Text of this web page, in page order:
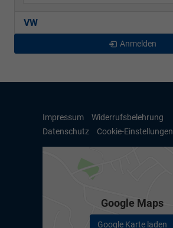
VW
Anmelden
Impressum
Widerrufsbelehrung
Datenschutz
Cookie-Einstellungen
Google Maps
Google Karte laden